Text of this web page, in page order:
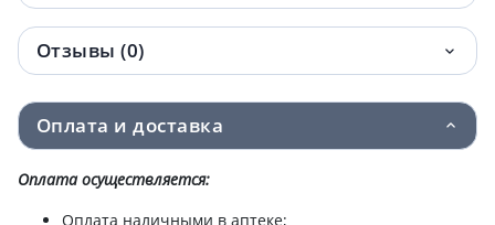
Фиточай фитовиол №11 слабительный
1,5г №20
66.10 грн.
Фиточай фитовиол №16
Исландский мох 25г
Отзывы (0)
Оплата и доставка
Оплата осуществляется:
Оплата наличными в аптеке;